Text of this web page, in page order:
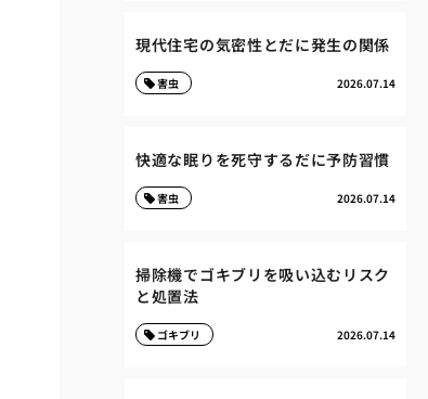
現代住宅の気密性とだに発生の関係
2026.07.14
害虫
快適な眠りを死守するだに予防習慣
2026.07.14
害虫
掃除機でゴキブリを吸い込むリスク
と処置法
2026.07.14
ゴキブリ